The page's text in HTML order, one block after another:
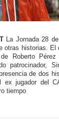
La Jornada 28
otras historias. El
Roberto
patrocinador,
de dos
ex jugador del
tiempo